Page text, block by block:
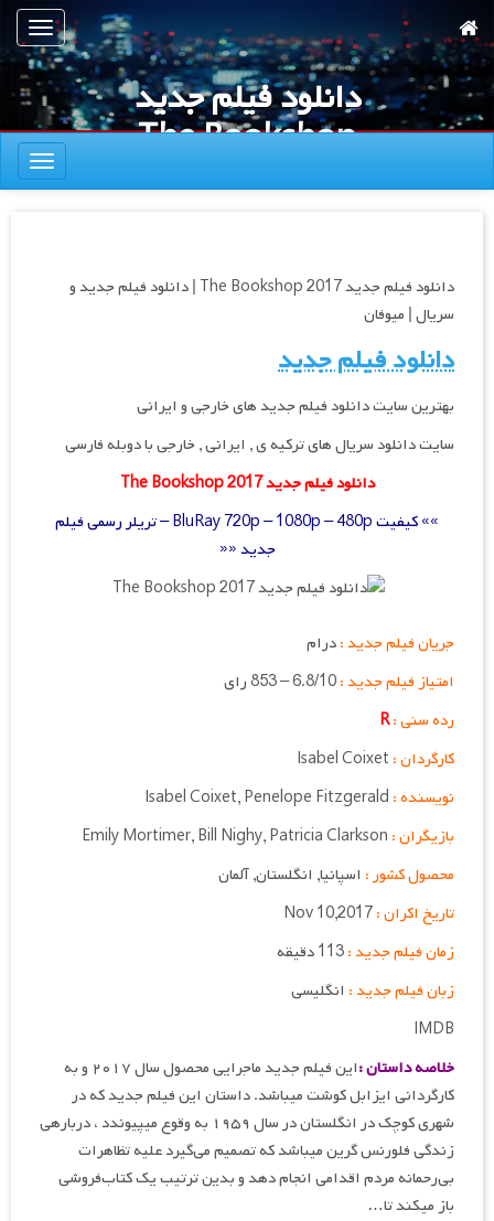
به
محتوای
اصلی
ناوبری
دانلود فیلم جدید
The Bookshop
2017 | دانلود
سریال | میوفان
ناوبری
دانلود فیلم جدید The Bookshop 2017 | دانلود فیلم جدید و
سریال | میوفان
دانلود فیلم جدید
بهترین سایت دانلود فیلم جدید های خارجی و ایرانی
سایت دانلود سریال های ترکیه ی , ایرانی , خارجی با دوبله فارسی
دانلود فیلم جدید The Bookshop 2017
»» کیفیت BluRay 720p – 1080p – 480p – تریلر رسمی فیلم
جدید ««
جریان فیلم جدید :درام
امتیاز فیلم جدید :
رده سنی :R
کارگردان :
نویسنده : Isabel Coixet, Penelope Fitzgerald
بازیگران :
محصول کشور : اسپانیا, انگلستان, آلمان
تاریخ اکران :
زمان فیلم جدید :
زبان فیلم جدید : انگلیسی
IMDB
خلاصه داستان :
این فیلم جدید ماجرایی محصول سال ۲۰۱۷ و به
کارگردانی ایزابل کوشت می‎باشد. داستان این فیلم جدید که در
شهری کوچک در انگلستان در سال ۱۹۵۹ به‌ وقوع می‎پیوندد ، درباره‎ی
زندگی فلورنس گرین می‎باشد که تصمیم می‌گیرد علیه تظاهرات
بی‌رحمانه مردم اقدامی انجام دهد و بدین ترتیب یک کتاب‌فروشی
باز می‎کند تا…